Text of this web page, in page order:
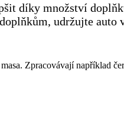
díky množství
udržujte
Zpracovávají například